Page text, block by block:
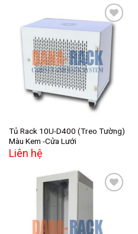
Add to
wishlist
Tủ Rack 10U-D400 (Treo Tường)
Màu Kem -Cửa Lưới
Liên hệ
Add to
wishlist